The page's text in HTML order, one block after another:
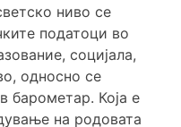
ниво се
податоци во
социјала,
односно се
барометар. Која е
на родовата